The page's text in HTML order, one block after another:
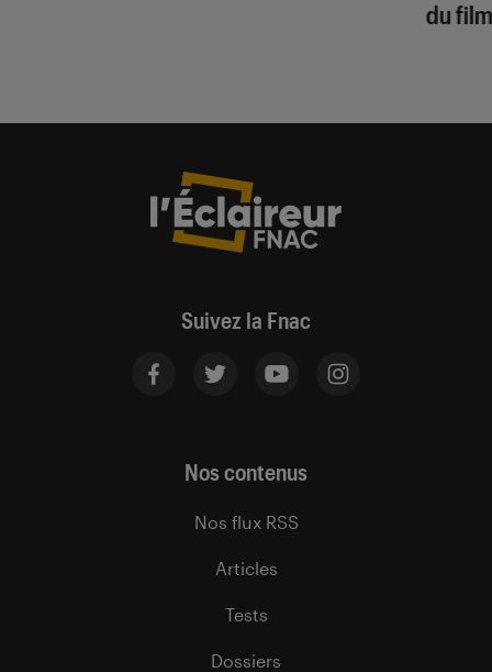
du
Suivez la Fnac
Nos contenus
Nos flux RSS
Articles
Tests
Dossiers